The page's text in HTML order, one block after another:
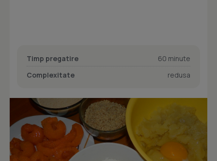
Timp pregatire
60 minute
Complexitate
redusa